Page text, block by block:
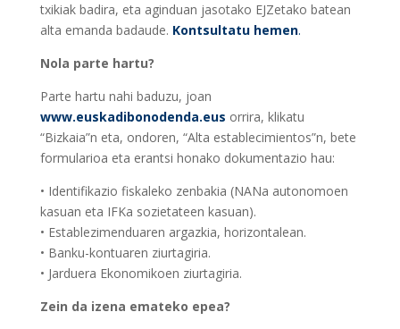
txikiak badira, eta aginduan jasotako EJZetako batean
alta emanda badaude. Kontsultatu hemen.
Nola parte hartu?
Parte hartu nahi baduzu, joan
www.euskadibonodenda.eus orrira, klikatu
“Bizkaia”n eta, ondoren, “Alta establecimientos”n, bete
formularioa eta erantsi honako dokumentazio hau:
• Identifikazio fiskaleko zenbakia (NANa autonomoen
kasuan eta IFKa sozietateen kasuan).
• Establezimenduaren argazkia, horizontalean.
• Banku-kontuaren ziurtagiria.
• Jarduera Ekonomikoen ziurtagiria.
Zein da izena emateko epea?